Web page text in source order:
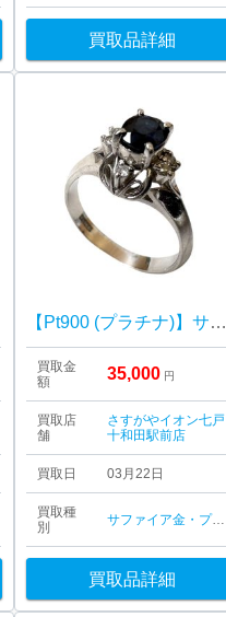
買取品詳細
【Pt900 (プラチナ)】サファイア リング
買取金
額
35,000 円
買取店
舗
さすがやイオン七戸
十和田駅前店
買取日 03月22日
買取種
別
サファイア金・プラチナ
買取品詳細